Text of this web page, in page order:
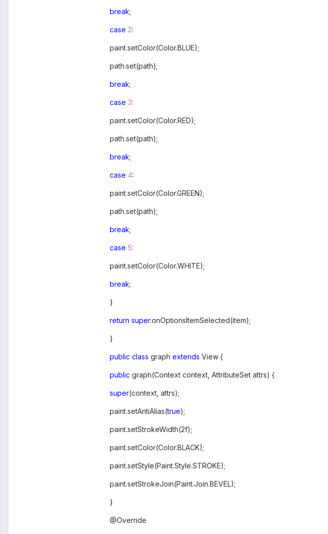
break;
case 2:
paint.setColor(Color.BLUE);
path.set(path);
break;
case 3:
paint.setColor(Color.RED);
path.set(path);
break;
case 4:
paint.setColor(Color.GREEN);
path.set(path);
break;
case 5:
paint.setColor(Color.WHITE);
break;
}
return super.onOptionsItemSelected(item);
}
public class graph extends View {
public graph(Context context, AttributeSet attrs) {
super(context, attrs);
paint.setAntiAlias(true);
paint.setStrokeWidth(2f);
paint.setColor(Color.BLACK);
paint.setStyle(Paint.Style.STROKE);
paint.setStrokeJoin(Paint.Join.BEVEL);
}
@Override